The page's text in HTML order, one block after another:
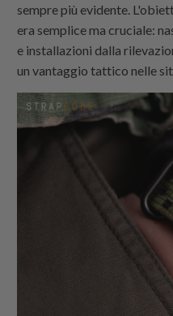
sempre più evidente.
era semplice ma cruciale:
e installazioni dalla
un vantaggio tattico nelle